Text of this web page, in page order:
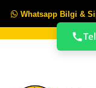
Whatsapp Bilgi &